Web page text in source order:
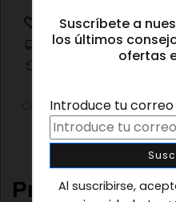
cantidadAñadir a la lista de
Información de envíos
Categorías:Gafas
Productos
Suscríbete a
los últimos
ofertas
Introduce tu
Al suscribirse,